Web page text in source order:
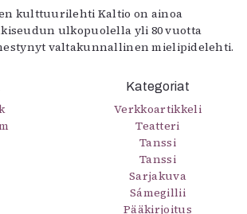
Tilaus ja irtonumerot
Yhteistyössä
Toimitus
kulttuurilehti Kaltio on ainoa
ulkopuolella yli 80 vuotta
valtakunnallinen mielipidelehti.
Kategoriat
Verkkoartikkeli
Teatteri
Tanssi
Tanssi
Sarjakuva
Sámegillii
Pääkirjoitus